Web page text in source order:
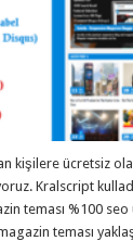
kişilere ücretsiz
Kralscript
teması %100 seo
teması